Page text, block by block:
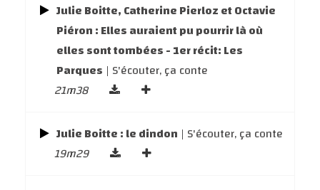
Julie Boitte, Catherine Pierloz et Octavie
Piéron : Elles auraient pu pourrir là où
elles sont tombées - 1er récit: Les
Parques | S'écouter, ça conte
21m38
Julie Boitte : le dindon | S'écouter, ça conte
19m29